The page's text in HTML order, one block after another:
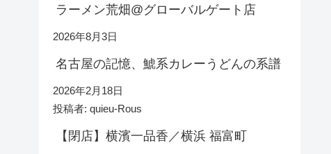
ラーメン荒畑@グローバルゲート店
2026年8月3日
名古屋の記憶、鯱系カレーうどんの系譜
2026年2月18日
投稿者: quieu-Rous
【閉店】横濱一品香／横浜 福富町